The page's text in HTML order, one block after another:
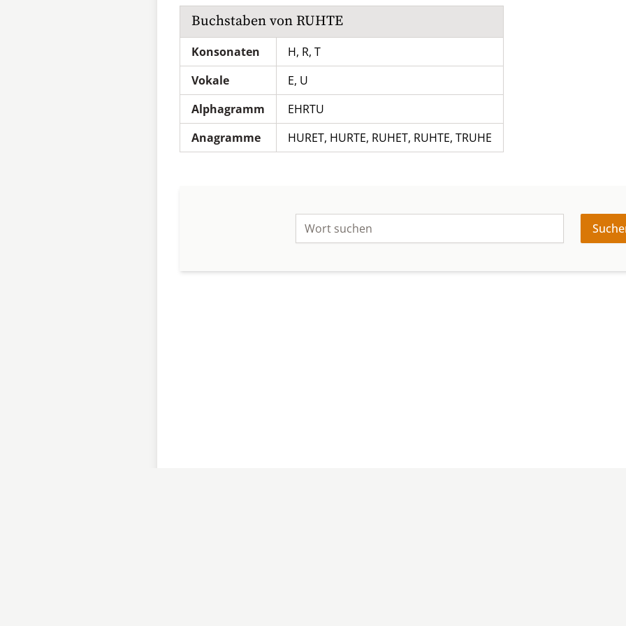
Buchstaben von RUHTE
Konsonaten
H, R, T
Vokale
E, U
Alphagramm
EHRTU
Anagramme
HURET, HURTE, RUHET, RUHTE, TRUHE